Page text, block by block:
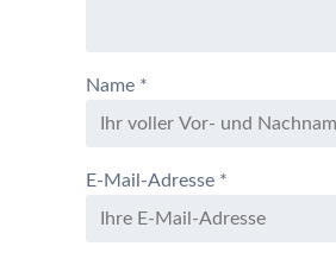
Name *
E-Mail-Adresse *